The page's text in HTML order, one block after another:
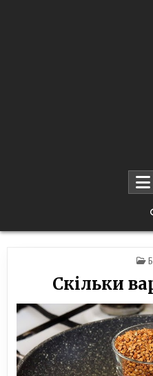
Скільки